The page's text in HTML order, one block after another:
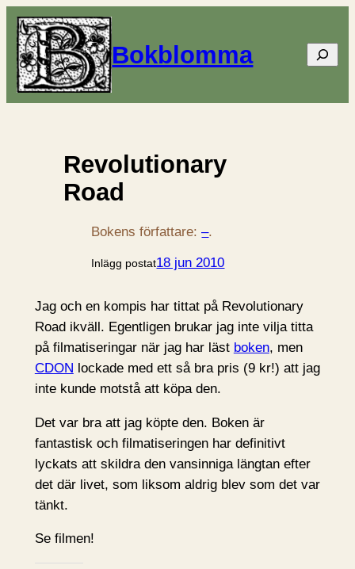
Bokblomma Sök
Revolutionary
Road
Bokens författare:–.
Inlägg postat18 jun 2010
Jag och en kompis har tittat på Revolutionary
Road ikväll. Egentligen brukar jag inte vilja titta
på filmatiseringar när jag har läst boken, men
CDON lockade med ett så bra pris (9 kr!) att jag
inte kunde motstå att köpa den.
Det var bra att jag köpte den. Boken är
fantastisk och filmatiseringen har definitivt
lyckats att skildra den vansinniga längtan efter
det där livet, som liksom aldrig blev som det var
tänkt.
Se filmen!